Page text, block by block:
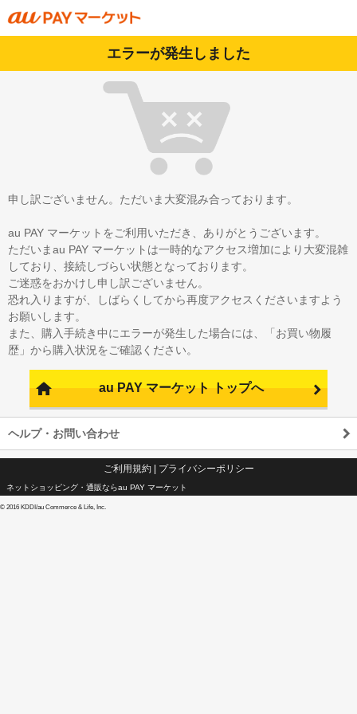
エラーが発生しました
申し訳ございません。ただいま大変混み合っております。
au PAY マーケットをご利用いただき、ありがとうございます。
ただいまau PAY マーケットは一時的なアクセス増加により大変混雑
しており、接続しづらい状態となっております。
ご迷惑をおかけし申し訳ございません。
恐れ入りますが、しばらくしてから再度アクセスくださいますよう
お願いします。
また、購入手続き中にエラーが発生した場合には、「お買い物履
歴」から購入状況をご確認ください。
au PAY マーケット トップへ
ヘルプ・お問い合わせ
ご利用規約| プライバシーポリシー
ネットショッピング・通販ならau PAY マーケット
© 2016 KDDI/au Commerce & Life, Inc.